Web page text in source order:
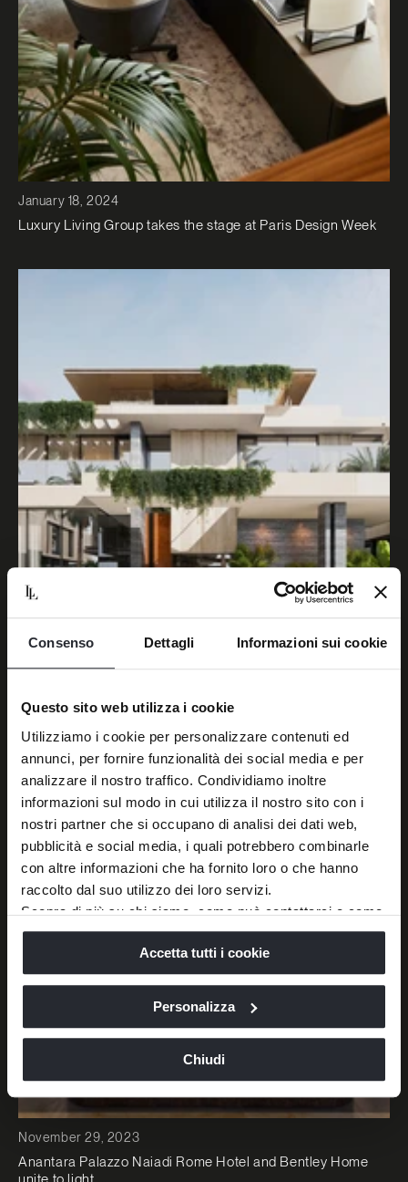
Consenso Dettagli Informazioni sui cookie
Questo sito web utilizza i cookie
Utilizziamo i cookie per personalizzare contenuti ed
annunci, per fornire funzionalità dei social media e per
analizzare il nostro traffico. Condividiamo inoltre
informazioni sul modo in cui utilizza il nostro sito con i
nostri partner che si occupano di analisi dei dati web,
pubblicità e social media, i quali potrebbero combinarle
con altre informazioni che ha fornito loro o che hanno
raccolto dal suo utilizzo dei loro servizi.
Scopra di più su chi siamo, come può contattarci e come
trattiamo i dati personali nella nostraInformativa sulla
Cookie Policy.
La chiusura di questo banner comporta il permanere delle
impostazioni di default e dunque la continuazione della
tracciamento diversi da quelli tecnici.
Accetta tutti i cookie
Personalizza
Chiudi
January 18, 2024
Luxury Living Group takes the stage at Paris Design Week
designed i...
November 29, 2023
Anantara Palazzo Naiadi Rome Hotel and Bentley Home